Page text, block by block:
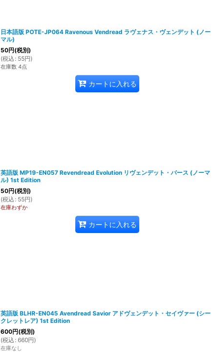
日本語版 POTE-JP064 Ravenous Vendread ラヴェナス・ヴェンデット (ノー
マル)
50円(税別)
(税込 : 55円)
在庫数 4点
カートに入れる
英語版 MP19-EN057 Revendread Evolution リヴェンデット・バース (ノーマ
ル) 1st Edition
50円(税別)
(税込 : 55円)
在庫わずか
カートに入れる
英語版 BLHR-EN045 Avendread Savior アドヴェンデット・セイヴァー (シー
クレットレア) 1st Edition
600円(税別)
(税込 : 660円)
在庫なし